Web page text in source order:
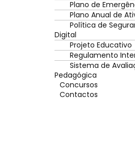
Plano de
Plano Anual de
Política de
Digital
Projeto Educativo
Regulamento
Sistema de
Pedagógica
Concursos
Contactos